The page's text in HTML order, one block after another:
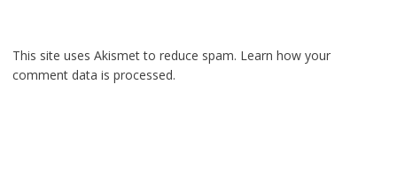
This site uses Akismet to reduce spam. Learn how your
comment data is processed.